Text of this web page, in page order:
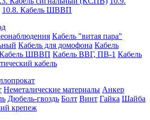
10.8. Кабель ШВВП
Кабель "витая пара"
Кабель для домофона Кабель
ШВВП Кабель ВВГ, ПВ-1 Кабель
кабель
Неметалические материалы Анкер
Дюбель-гвоздь Болт Винт Гайка Шайба
крепеж